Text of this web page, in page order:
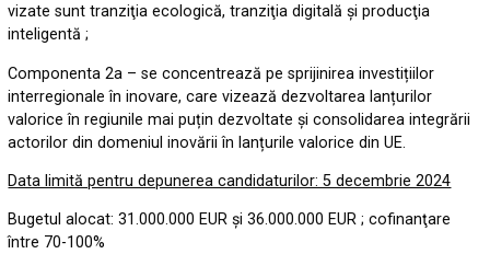
vizate sunt tranziţia ecologică, tranziţia digitală şi producţia
inteligentă ;
Componenta 2a – se concentrează pe sprijinirea investițiilor
interregionale în inovare, care vizează dezvoltarea lanțurilor
valorice în regiunile mai puțin dezvoltate și consolidarea integrării
actorilor din domeniul inovării în lanțurile valorice din UE.
Data limită pentru depunerea candidaturilor: 5 decembrie 2024
Bugetul alocat: 31.000.000 EUR şi 36.000.000 EUR ; cofinanţare
între 70-100%